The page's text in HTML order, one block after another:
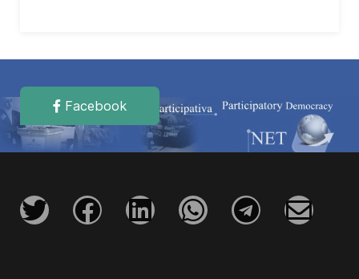
Facebook